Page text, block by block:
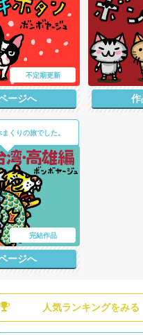
不定期更新
ージへ 作
くりの旅でした。
完結作品
ージへ
人気ランキングをみる